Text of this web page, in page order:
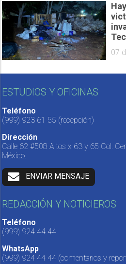
07
ESTUDIOS Y OFICINAS
Teléfono
(999) 923 61 55 (recepción)
Dirección
Calle 62 #508 Altos x 63 y 65 Col.
México.
ENVIAR MENSAJE
REDACCIÓN Y NOTICIEROS
Teléfono
(999) 924 44 44
WhatsApp
(999) 924 44 44 (comentarios y